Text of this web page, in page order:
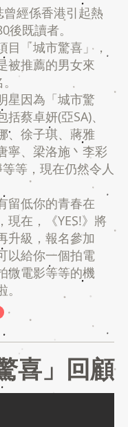
曾經係香港引起熱
後既讀者。
目「城市驚喜」，
被推薦的男女來
星因為「城市驚
蔡卓妍(亞SA)、
、徐子琪、蔣雅
寧、梁洛施丶李彩
等，現在仍然令人
留低你的青春在
現在，《YES!》將
升級，報名參加
以給你一個拍電
微電影等等的機
喜」回顧